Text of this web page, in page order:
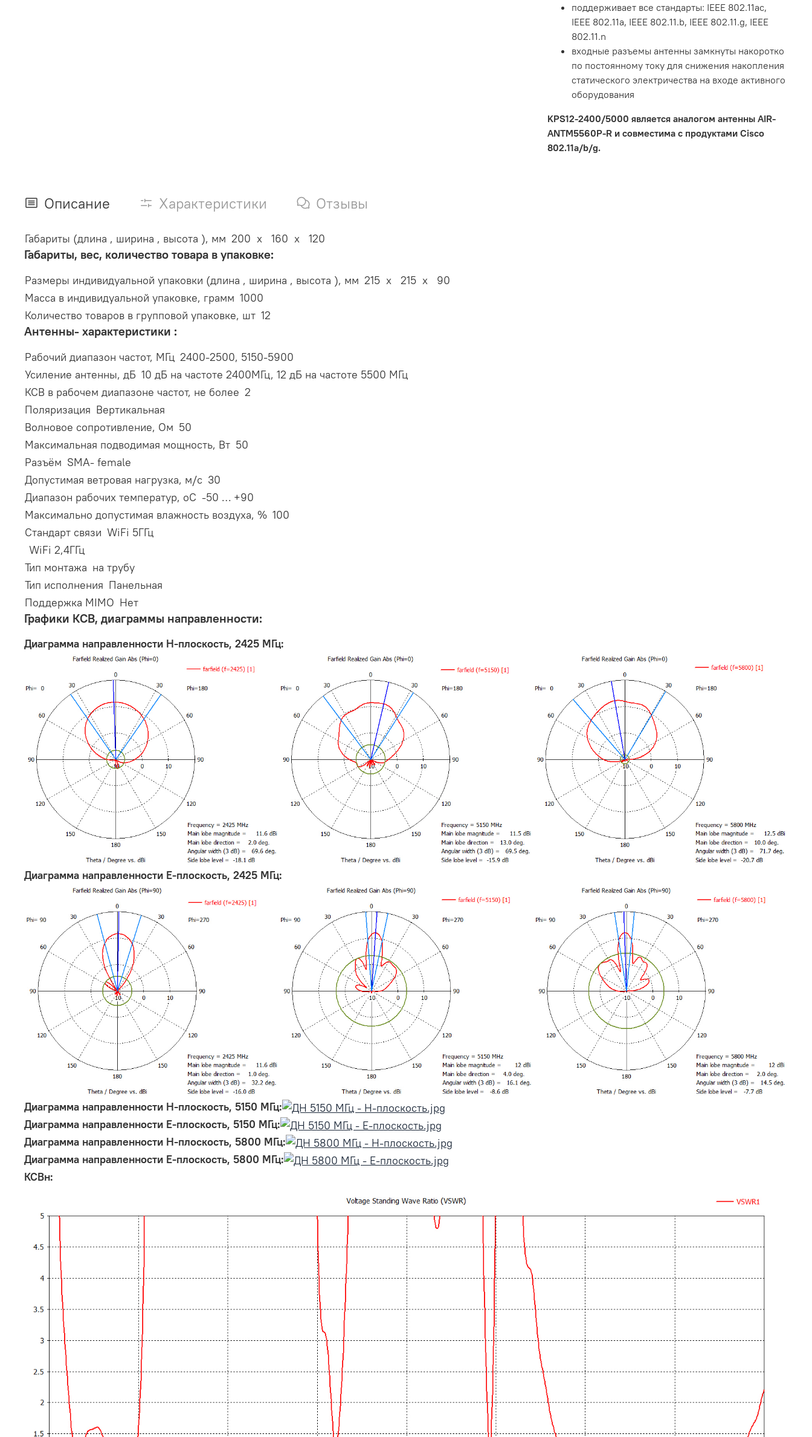
поддерживает все стандарты: IEEE 802.11ac,
IEEE 802.11a, IEEE 802.11.b, IEEE 802.11.g, IEEE
802.11.n
входные разъемы антенны замкнуты накоротко
по постоянному току для снижения накопления
статического электричества на входе активного
оборудования
KPS12-2400/5000 является аналогом антенны AIR-
ANTM5560P-R и совместима с продуктами Cisco
802.11a/b/g.
Описание Характеристики Отзывы
Габариты (длина , ширина , высота ), мм 200 x 160 x 120
Габариты, вес, количество товара в упаковке:
Размеры индивидуальной упаковки (длина , ширина , высота ), мм 215 x 215 x 90
Масса в индивидуальной упаковке, грамм 1000
Количество товаров в групповой упаковке, шт 12
Антенны- характеристики :
Рабочий диапазон частот, МГц 2400-2500, 5150-5900
Усиление антенны, дБ 10 дБ на частоте 2400МГц, 12 дБ на частоте 5500 МГц
КСВ в рабочем диапазоне частот, не более 2
Поляризация Вертикальная
Волновое сопротивление, Ом 50
Максимальная подводимая мощность, Вт 50
Разъём SMA- female
Допустимая ветровая нагрузка, м/с 30
Диапазон рабочих температур, оС -50 … +90
Максимально допустимая влажность воздуха, % 100
Стандарт связи WiFi 5ГГц
WiFi 2,4ГГц
Тип монтажа на трубу
Тип исполнения Панельная
Поддержка MIMO Нет
Графики КСВ, диаграммы направленности:
Диаграмма направленности Н-плоскость, 2425 МГц:
Диаграмма направленности Е-плоскость, 2425 МГц:
Диаграмма направленности Н-плоскость, 5150 МГц:
Диаграмма направленности Е-плоскость, 5150 МГц:
Диаграмма направленности Н-плоскость, 5800 МГц:
Диаграмма направленности Е-плоскость, 5800 МГц:
КСВн: